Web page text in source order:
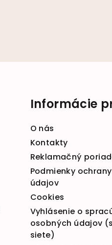
Informácie
O nás
Kontakty
Reklamačný
Podmienky
údajov
Cookies
Vyhlásenie o
osobných údajov
siete)